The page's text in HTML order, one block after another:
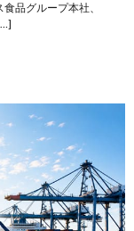
品グループ本社、